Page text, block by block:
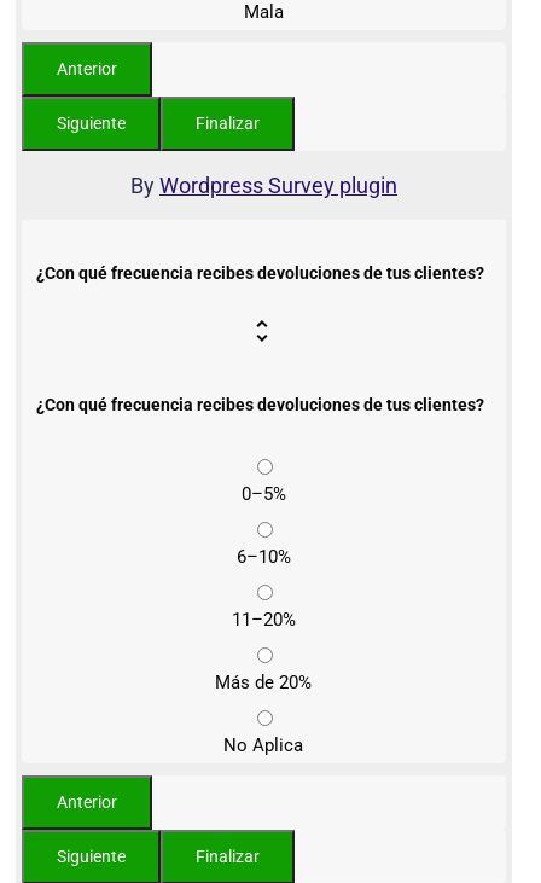
Mala
ByWordpress Survey plugin
¿Con qué frecuencia recibes devoluciones de tus clientes?
¿Con qué frecuencia recibes devoluciones de tus clientes?
0–5%
6–10%
11–20%
Más de 20%
No Aplica